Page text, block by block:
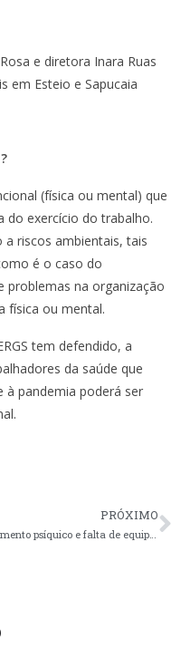
e diretora Inara Ruas
em Esteio e Sapucaia
(física ou mental) que
do exercício do trabalho.
a riscos ambientais, tais
é o caso do
problemas na organização
física ou mental.
tem defendido, a
da saúde que
pandemia poderá ser
PRÓXIMO
Sofrimento psíquico e falta de equipamentos e treinamento são preocupações do trabalhador da saúde levantadas em pesquisa internacional